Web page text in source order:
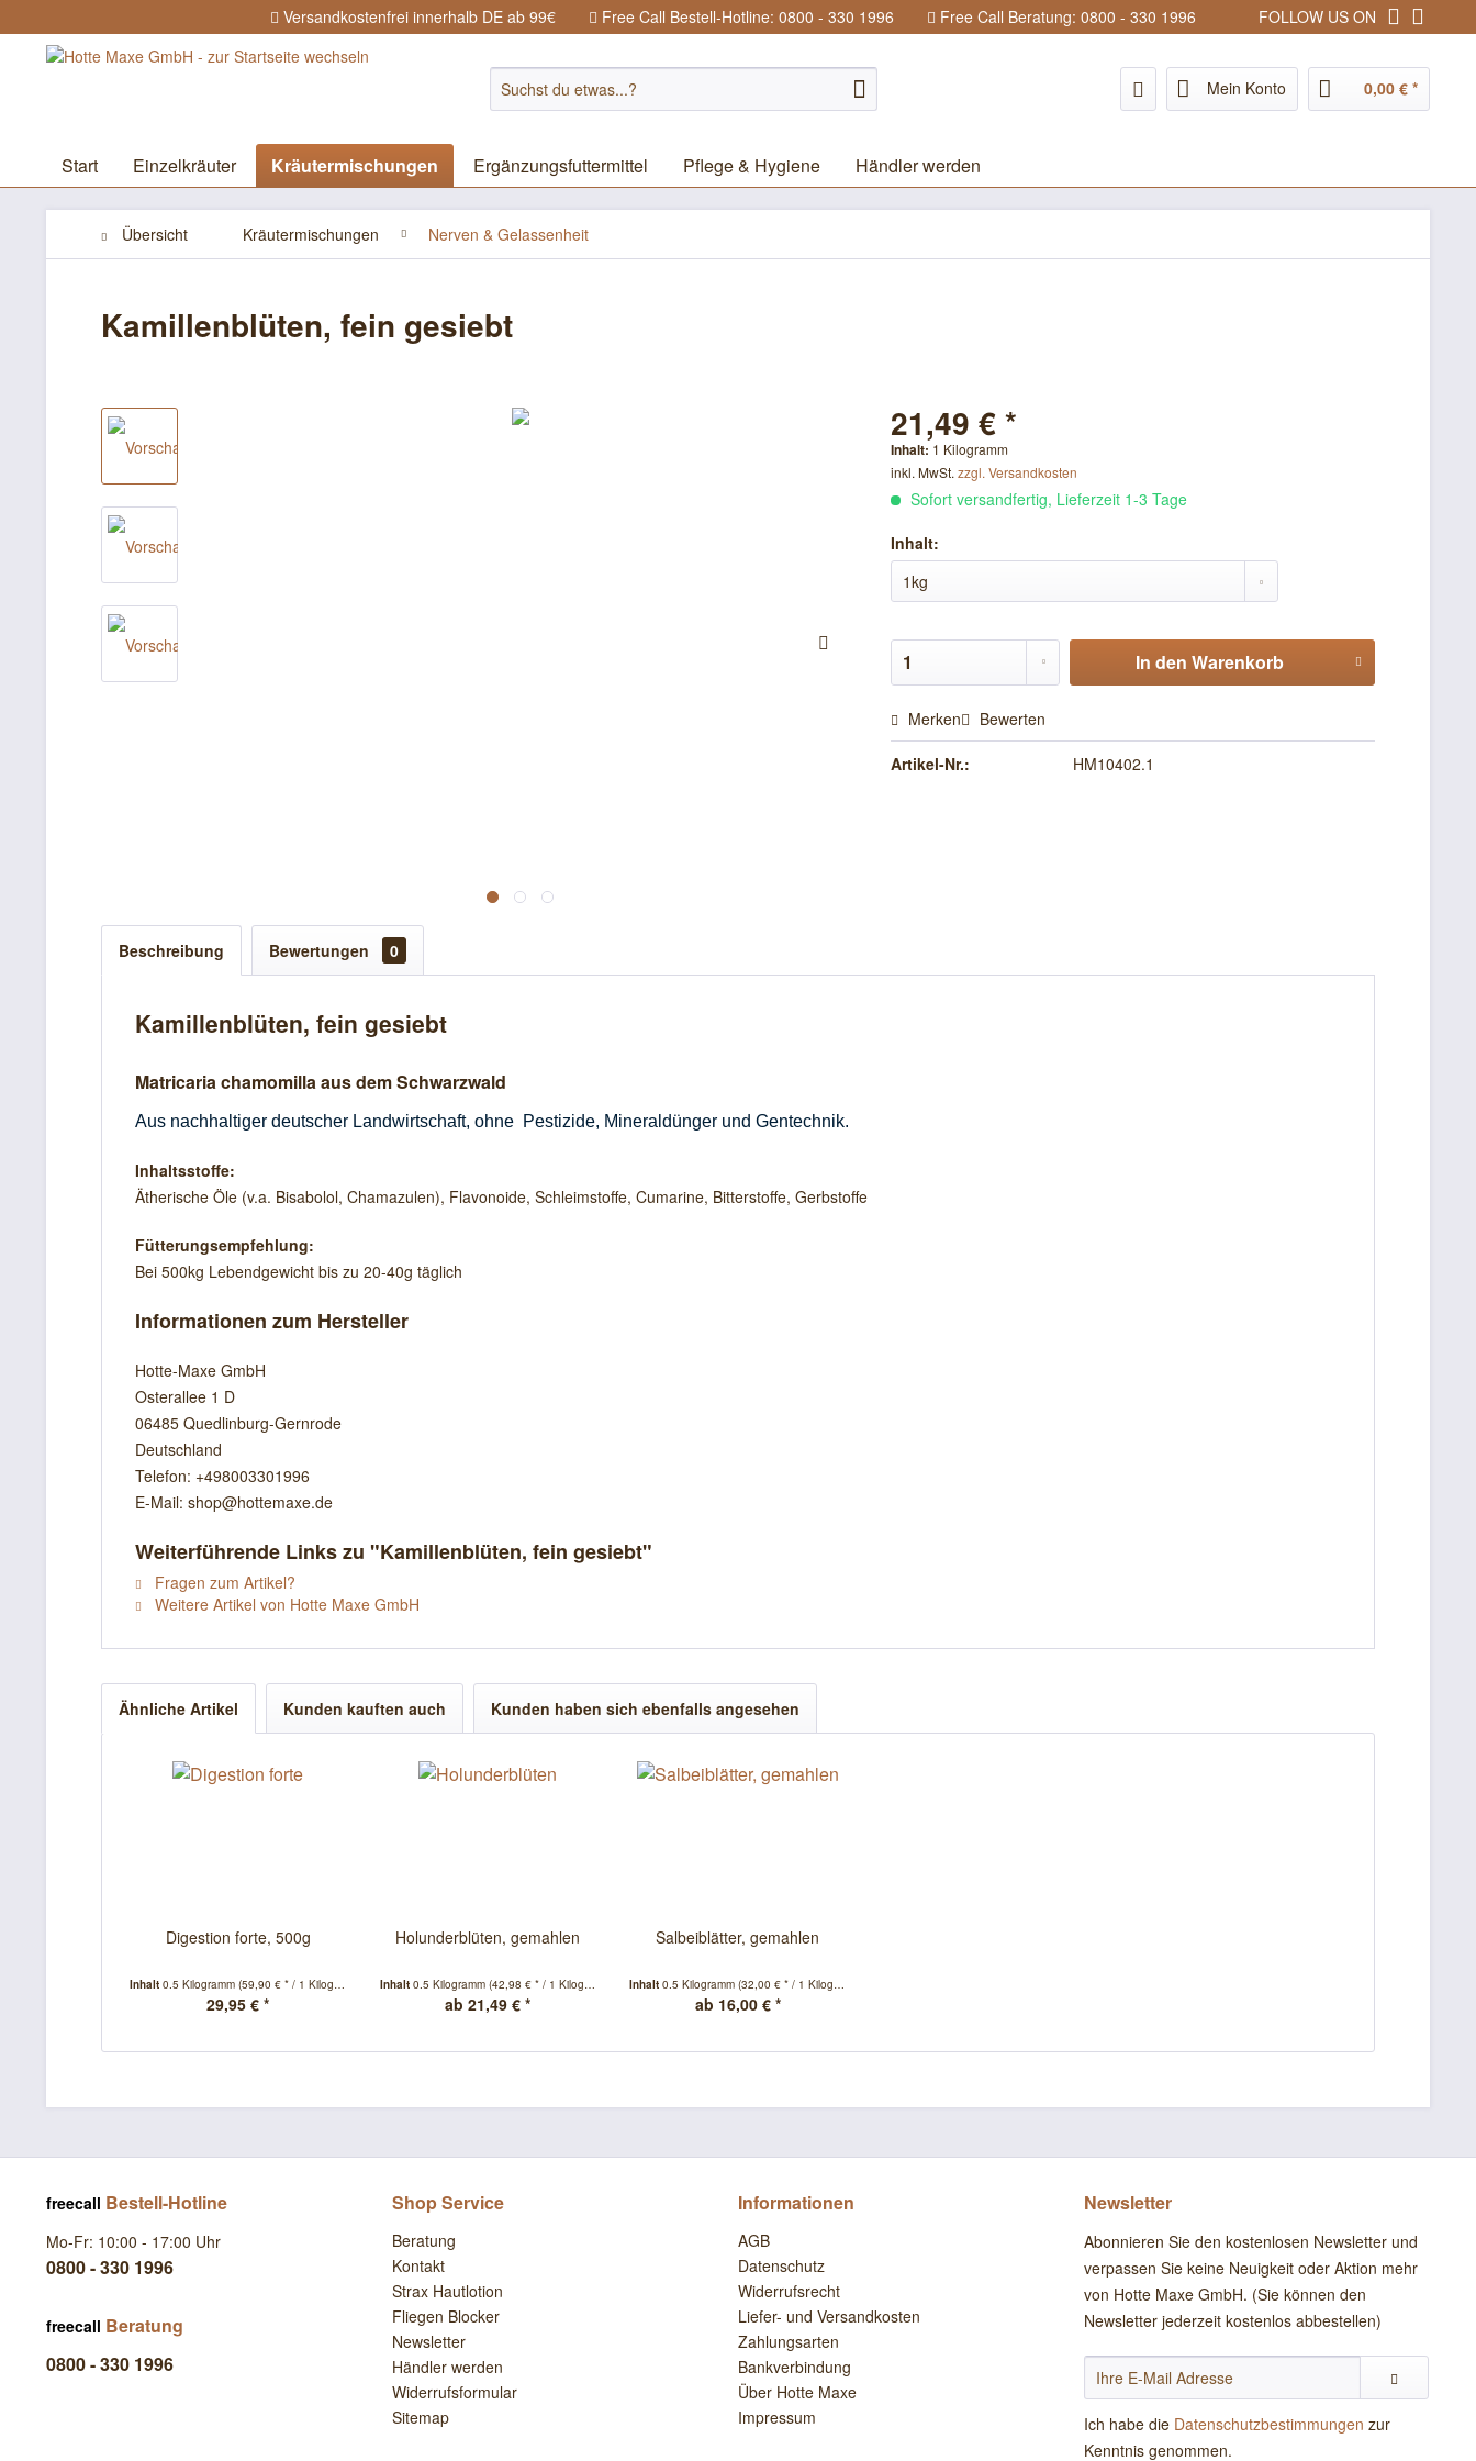
Versandkostenfrei innerhalb DE ab 99€ Free Call Bestell-Hotline: 0800 - 330 1996 Free Call Beratung: 0800 - 330 1996 FOLLOW US ON
Mein Konto 0,00 € *
Start Einzelkräuter Kräutermischungen Ergänzungsfuttermittel Pflege & Hygiene Händler werden
Übersicht Kräutermischungen Nerven & Gelassenheit
Kamillenblüten, fein gesiebt
21,49 € *
Inhalt: 1 Kilogramm
inkl. MwSt.zzgl. Versandkosten
Sofort versandfertig, Lieferzeit 1-3 Tage
Inhalt:
In den Warenkorb
Merken Bewerten
Artikel-Nr.: HM10402.1
Beschreibung Bewertungen 0
Kamillenblüten, fein gesiebt
Matricaria chamomilla aus dem Schwarzwald
Aus nachhaltiger deutscher Landwirtschaft, ohne Pestizide, Mineraldünger und Gentechnik.
Inhaltsstoffe:
Ätherische Öle (v.a. Bisabolol, Chamazulen), Flavonoide, Schleimstoffe, Cumarine, Bitterstoffe, Gerbstoffe
Fütterungsempfehlung:
Bei 500kg Lebendgewicht bis zu 20-40g täglich
Informationen zum Hersteller
Hotte-Maxe GmbH
Osterallee 1 D
06485 Quedlinburg-Gernrode
Deutschland
Telefon: +498003301996
E-Mail: shop@hottemaxe.de
Weiterführende Links zu "Kamillenblüten, fein gesiebt"
Fragen zum Artikel?
Weitere Artikel von Hotte Maxe GmbH
Ähnliche Artikel Kunden kauften auch Kunden haben sich ebenfalls angesehen
Digestion forte, 500g
Inhalt 0.5 Kilogramm (59,90 € * / 1 Kilogramm)
29,95 € *
Holunderblüten, gemahlen
Inhalt 0.5 Kilogramm (42,98 € * / 1 Kilogramm)
ab 21,49 € *
Salbeiblätter, gemahlen
Inhalt0.5 Kilogramm(32,00 € * / 1 Kilogramm)
ab 16,00 € *
freecall Bestell-Hotline
Mo-Fr: 10:00 - 17:00 Uhr
0800 - 330 1996
freecall Beratung
0800 - 330 1996
Shop Service
Beratung
Kontakt
Strax Hautlotion
Fliegen Blocker
Newsletter
Händler werden
Widerrufsformular
Sitemap
Informationen
AGB
Datenschutz
Widerrufsrecht
Liefer- und Versandkosten
Zahlungsarten
Bankverbindung
Über Hotte Maxe
Impressum
Newsletter
Abonnieren Sie den kostenlosen Newsletter und
verpassen Sie keine Neuigkeit oder Aktion mehr
von Hotte Maxe GmbH. (Sie können den
Newsletter jederzeit kostenlos abbestellen)
Ich habe die Datenschutzbestimmungen zur
Kenntnis genommen.